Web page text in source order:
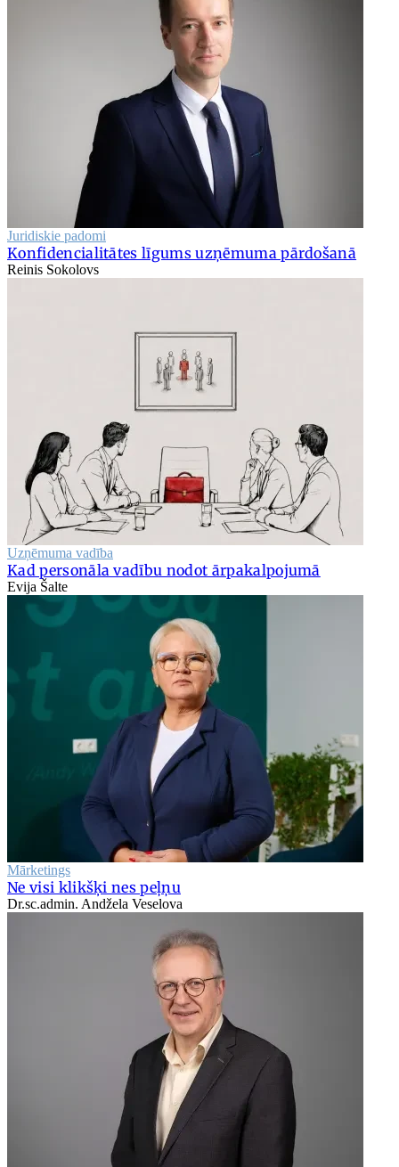
Juridiskie padomi
Konfidencialitātes līgums uzņēmuma pārdošanā
Reinis Sokolovs
Uzņēmuma vadība
Kad personāla vadību nodot ārpakalpojumā
Evija Šalte
Mārketings
Ne visi klikšķi nes peļņu
Dr.sc.admin. Andžela Veselova